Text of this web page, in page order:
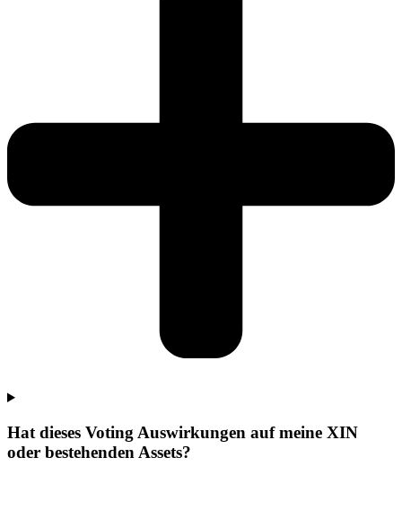
Hat dieses Voting Auswirkungen auf meine XIN
oder bestehenden Assets?